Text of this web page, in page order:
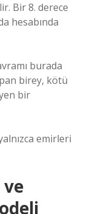
Bir 8. derece
hesabında
burada
birey, kötü
bir
emirleri
ve